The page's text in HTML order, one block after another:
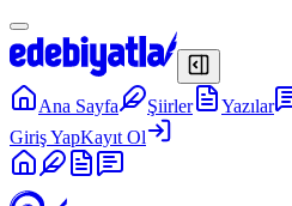
Ana Sayfa Şiirler Yazılar
Giriş YapKayıt Ol